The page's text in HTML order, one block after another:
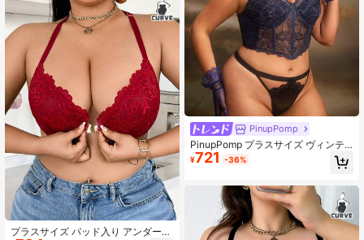
プラスサイズ パッド入り アンダーワ
PinupPomp
PinupPomp プラスサイズ ヴィンテ
ージ調 宮殿柄ゴールドスレッド ホネ
柄レース ランジェリー
¥721 -36%